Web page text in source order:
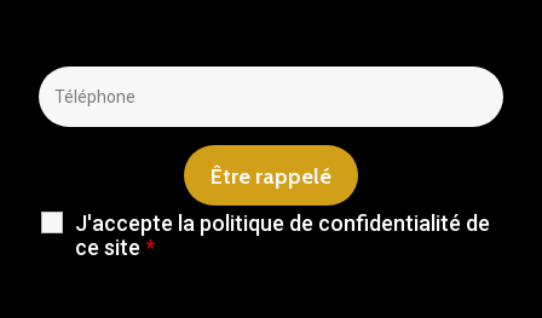
J'accepte la politique de confidentialité de
ce site *